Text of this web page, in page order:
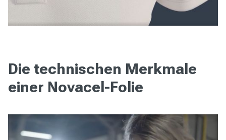
Die technischen Merkmale
einer Novacel-Folie